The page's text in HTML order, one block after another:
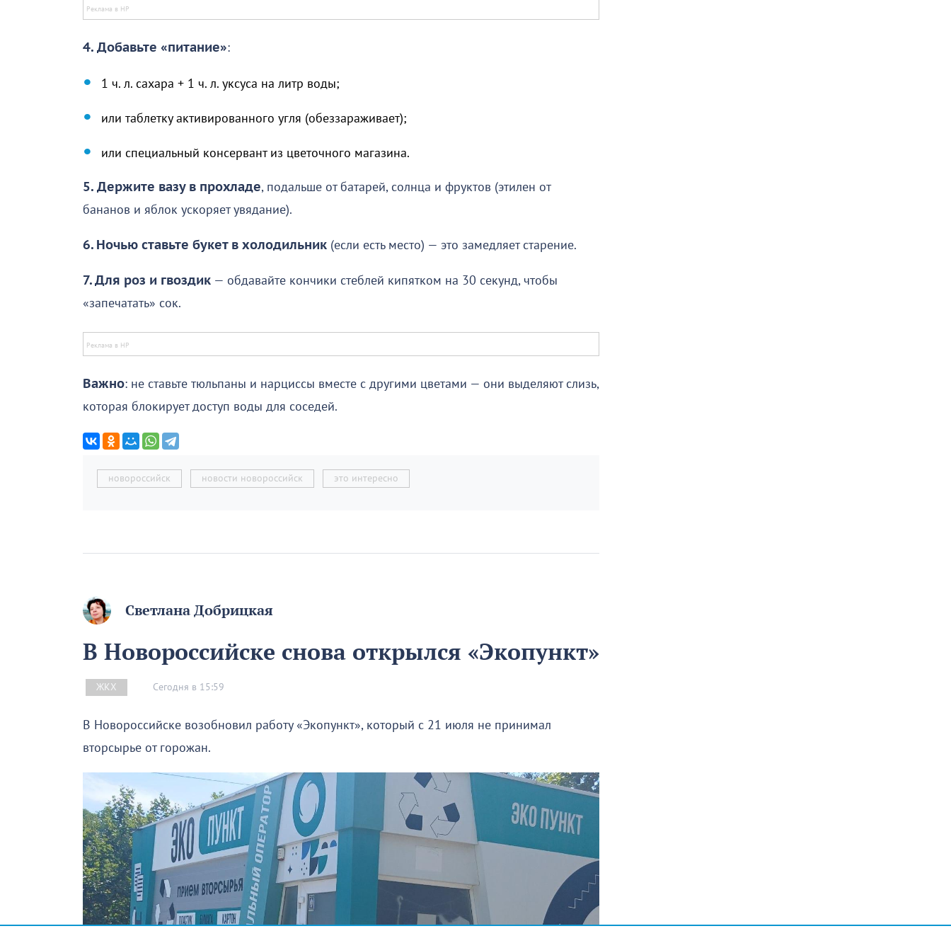
4. Добавьте «питание»:
1 ч. л. сахара + 1 ч. л. уксуса на литр воды;
или таблетку активированного угля (обеззараживает);
или специальный консервант из цветочного магазина.
5. Держите вазу в прохладе, подальше от батарей, солнца и фруктов (этилен от
бананов и яблок ускоряет увядание).
6. Ночью ставьте букет в холодильник (если есть место) — это замедляет старение.
7. Для роз и гвоздик — обдавайте кончики стеблей кипятком на 30 секунд, чтобы
«запечатать» сок.
Важно: не ставьте тюльпаны и нарциссы вместе с другими цветами — они выделяют слизь,
которая блокирует доступ воды для соседей.
новороссийск новости новороссийск это интересно
Светлана Добрицкая
В Новороссийске снова открылся «Экопункт»
ЖКХ Сегодня в 15:59
В Новороссийске возобновил работу «Экопункт», который с 21 июля не принимал
вторсырье от горожан.